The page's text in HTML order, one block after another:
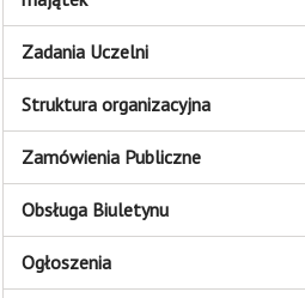
Zadania Uczelni
Struktura organizacyjna
Zamówienia Publiczne
Obsługa Biuletynu
Ogłoszenia